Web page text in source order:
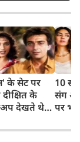
के सेट पर
दीक्षित के
देखते थे
किस्सा
10
संग
पर
थोड़ा